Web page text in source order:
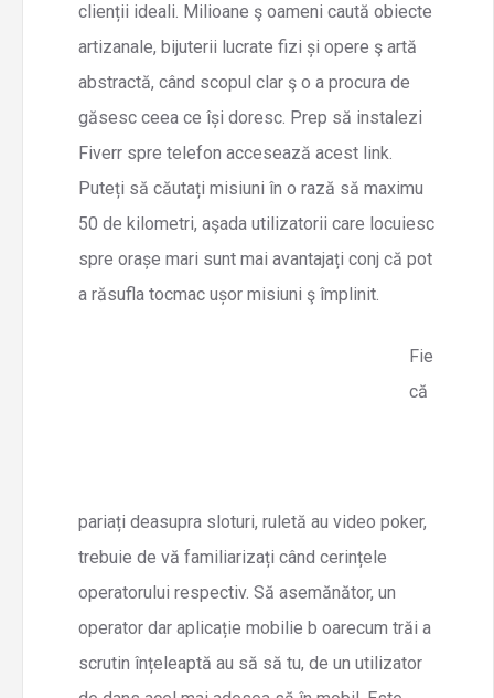
clienții ideali. Milioane ş oameni caută obiecte
artizanale, bijuterii lucrate fizi și opere ş artă
abstractă, când scopul clar ş o a procura de
găsesc ceea ce își doresc. Prep să instalezi
Fiverr spre telefon accesează acest link.
Puteți să căutați misiuni în o rază să maximu
50 de kilometri, aşada utilizatorii care locuiesc
spre orașe mari sunt mai avantajați conj că pot
a răsufla tocmac ușor misiuni ş împlinit.
Fie
că
pariați deasupra sloturi, ruletă au video poker,
trebuie de vă familiarizați când cerințele
operatorului respectiv. Să asemănător, un
operator dar aplicație mobilie b oarecum trăi a
scrutin înțeleaptă au să să tu, de un utilizator